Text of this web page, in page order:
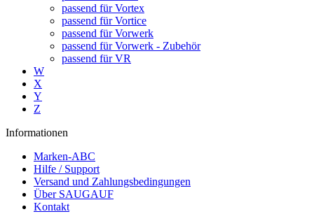
passend für Vortex
passend für Vortice
passend für Vorwerk
passend für Vorwerk - Zubehör
passend für VR
W
X
Y
Z
Informationen
Marken-ABC
Hilfe / Support
Versand und Zahlungsbedingungen
Über SAUGAUF
Kontakt